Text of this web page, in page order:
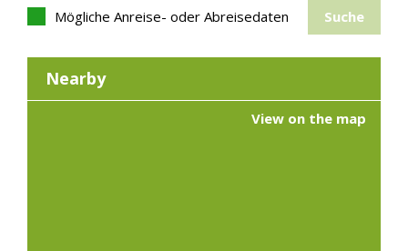
Mögliche Anreise- oder Abreisedaten Suche
Nearby
View on the map